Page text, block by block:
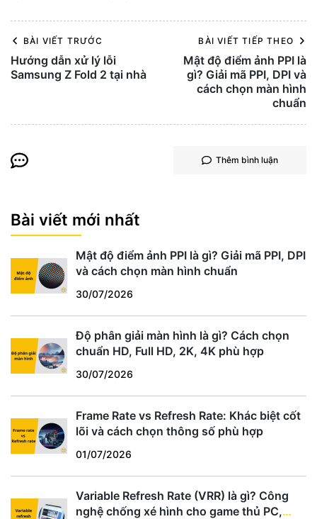
BÀI VIẾT TRƯỚC
Hướng dẫn xử lý lỗi
Samsung Z Fold 2 tại nhà
BÀI VIẾT TIẾP THEO
Mật độ điểm ảnh PPI là
gì? Giải mã PPI, DPI và
cách chọn màn hình
chuẩn
Thêm bình luận
Bài viết mới nhất
Mật độ điểm ảnh PPI là gì? Giải mã PPI, DPI
và cách chọn màn hình chuẩn
30/07/2026
Độ phân giải màn hình là gì? Cách chọn
chuẩn HD, Full HD, 2K, 4K phù hợp
30/07/2026
Frame Rate vs Refresh Rate: Khác biệt cốt
lõi và cách chọn thông số phù hợp
01/07/2026
Variable Refresh Rate (VRR) là gì? Công
nghệ chống xé hình cho game thủ PC,